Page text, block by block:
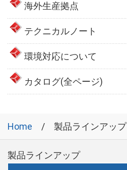
海外生産拠点
テクニカルノート
環境対応について
カタログ(全ページ)
Home 製品ラインアップ
製品ラインアップ